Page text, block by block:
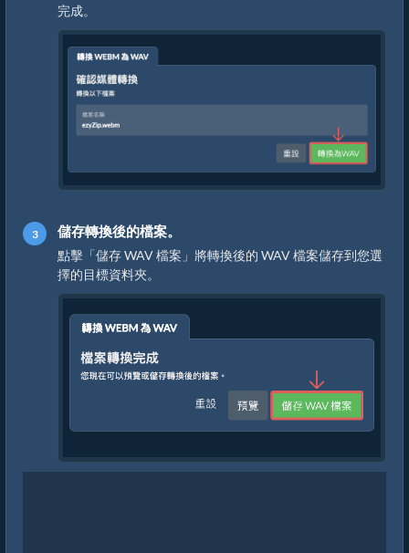
完成。
儲存轉換後的檔案。
點擊「儲存 WAV 檔案」將轉換後的 WAV 檔案儲存到您選
擇的目標資料夾。